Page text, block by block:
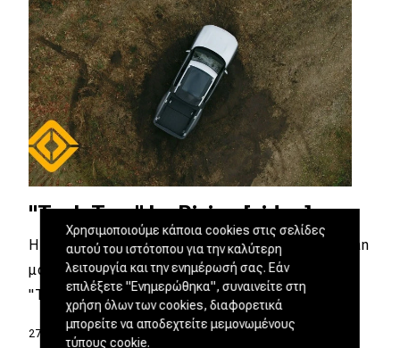
"Tank Turn" by Rivian [video]
Η start up εταιρεία ηλεκτρικών οχημάτων Rivian
μας παρουσιάζει σε βίντεο την λειτουργία
"Tank Turn…
27.12.2019 | Παναγιώτης Πανάγος
Χρησιμοποιούμε κάποια cookies στις σελίδες
αυτού του ιστότοπου για την καλύτερη
λειτουργία και την ενημέρωσή σας. Εάν
επιλέξετε "Ενημερώθηκα", συναινείτε στη
χρήση όλων των cookies, διαφορετικά
μπορείτε να αποδεχτείτε μεμονωμένους
τύπους cookie.